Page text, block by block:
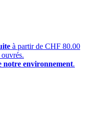
à partir de CHF 80.00
notre environnement.